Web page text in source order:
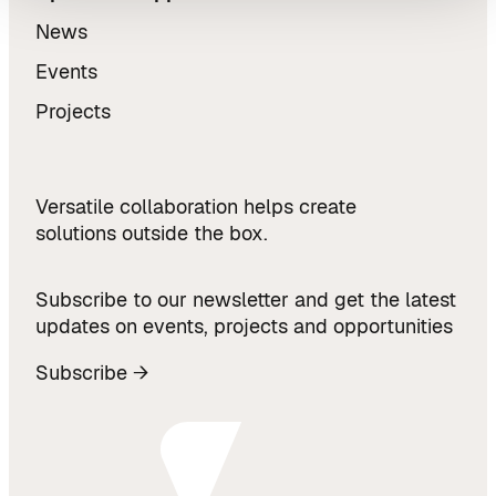
News
Events
Projects
Versatile collaboration helps create
solutions outside the box.
Subscribe to our newsletter and get the latest
updates on events, projects and opportunities
Subscribe →